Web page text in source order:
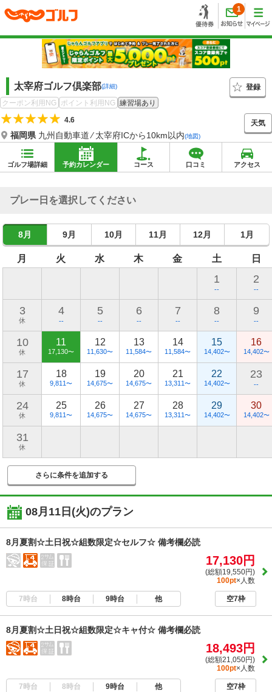
1
太宰府ゴルフ倶楽部(詳細)
登録
クーポン利用NG
ポイント利用NG 練習場あり
4.6
福岡県 九州自動車道 ⁄ 太宰府ICから10km以内(地図)
天気
ゴルフ場詳細 予約カレンダー コース 口コミ アクセス
プレー日を選択してください
8月 9月 10月 11月 12月 1月
月 火 水 木 金 土 日
1
--
2
--
3
休
4
--
5
--
6
--
7
--
8
--
9
--
10
休
11
17,130〜
12
11,630〜
13
11,584〜
14
11,584〜
15
14,402〜
16
14,402〜
17
休
18
9,811〜
19
14,675〜
20
14,675〜
21
13,311〜
22
14,402〜
23
--
24
休
25
9,811〜
26
14,675〜
27
14,675〜
28
13,311〜
29
14,402〜
30
14,402〜
31
休
さらに条件を追加する
08月11日(火)のプラン
8月夏割☆土日祝☆組数限定☆セルフ☆ 備考欄必読
17,130円
(総額19,550円)
100pt×人数
7時台 8時台 9時台 他 空7枠
8月夏割☆土日祝☆組数限定☆キャ付☆ 備考欄必読
18,493円
(総額21,050円)
100pt×人数
7時台 8時台 9時台 他 空7枠